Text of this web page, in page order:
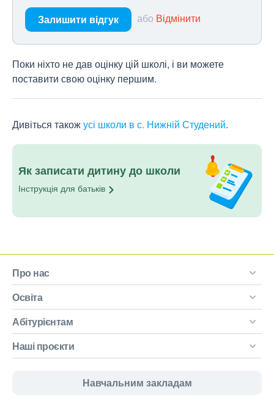
Залишити відгук або Відмінити
Поки ніхто не дав оцінку цій школі, і ви можете
поставити свою оцінку першим.
Дивіться такожусі школи в с. Нижній Студений.
Як записати дитину до школи
Інструкція для батьків
Про нас
Освіта
Абітурієнтам
Наші проєкти
Навчальним закладам